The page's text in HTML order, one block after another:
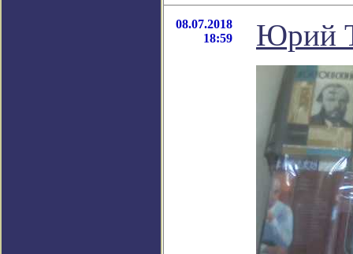
08.07.2018
18:59
Юрий